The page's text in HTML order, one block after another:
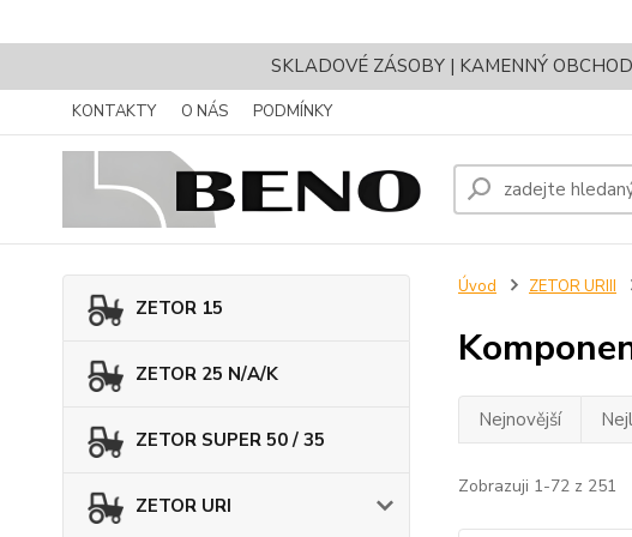
SKLADOVÉ ZÁSOBY | KAMENNÝ
KONTAKTY O NÁS PODMÍNKY
ZETOR 15
ZETOR 25 N/A/K
ZETOR SUPER 50 / 35
ZETOR URI
Úvod ZETOR URIII
Nejnovější
Zobrazuji 1-72 z 251